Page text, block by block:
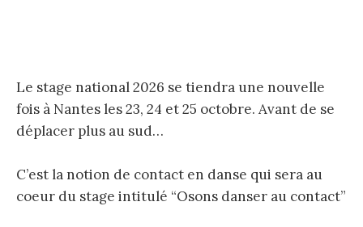
Le stage national 2026 se tiendra une nouvelle
fois à Nantes les 23, 24 et 25 octobre. Avant de se
déplacer plus au sud…
C’est la notion de contact en danse qui sera au
coeur du stage intitulé “Osons danser au contact”